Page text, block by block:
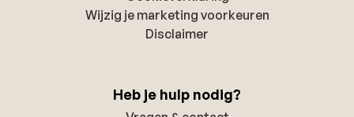
Wijzig je marketing voorkeuren
Disclaimer
Heb je hulp nodig?